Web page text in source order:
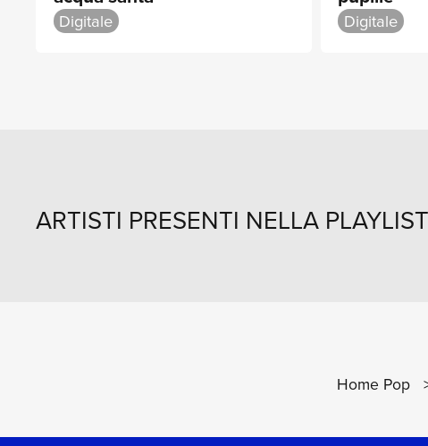
Digitale Digitale
ARTISTI PRESENTI NELLA PLAYLIST
Home Pop